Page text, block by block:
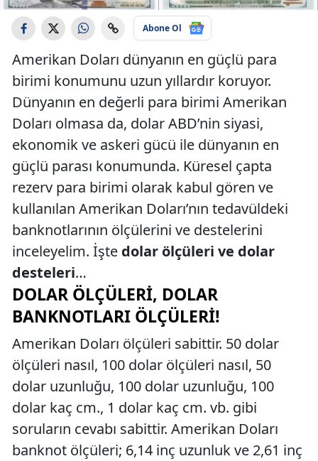
Abone Ol
Amerikan Doları dünyanın en güçlü para
birimi konumunu uzun yıllardır koruyor.
Dünyanın en değerli para birimi Amerikan
Doları olmasa da, dolar ABD’nin siyasi,
ekonomik ve askeri gücü ile dünyanın en
güçlü parası konumunda. Küresel çapta
rezerv para birimi olarak kabul gören ve
kullanılan Amerikan Doları’nın tedavüldeki
banknotlarının ölçülerini ve destelerini
inceleyelim. İşte dolar ölçüleri ve dolar
desteleri…
DOLAR ÖLÇÜLERI, DOLAR
BANKNOTLARI ÖLÇÜLERI!
Amerikan Doları ölçüleri sabittir. 50 dolar
ölçüleri nasıl, 100 dolar ölçüleri nasıl, 50
dolar uzunluğu, 100 dolar uzunluğu, 100
dolar kaç cm., 1 dolar kaç cm. vb. gibi
soruların cevabı sabittir. Amerikan Doları
banknot ölçüleri; 6,14 inç uzunluk ve 2,61 inç